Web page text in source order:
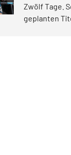
Zwölf Tage.
geplanten